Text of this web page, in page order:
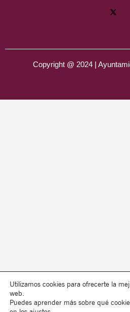
Copyright @ 2024 |
Utilizamos cookies para ofrecerte la
web.
Puedes aprender más sobre qué